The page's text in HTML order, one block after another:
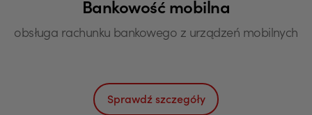
Bankowość mobilna
obsługa rachunku bankowego z urządzeń mobilnych
Sprawdź szczegóły